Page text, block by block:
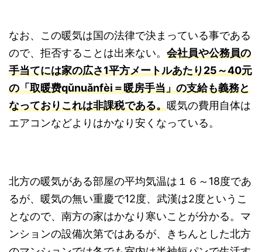
なお、この暖気は国の法律で決まっている事である
ので、拒否することは出来ない。 会社員や公務員の
手当てには家の広さ1平方メートルあたり25～40元
の「取暖费qǔnuǎnfèi＝暖房手当」の支給も義務と
なっておりこれは非課税である。暖気の費用自体は
エアコンなどよりはかなり安くなっている。
北方の暖気がある部屋の平均気温は１６～18度であ
るが、暖気の無い重慶で12度、武漢は2度というこ
となので、南方の家はかなり寒いことが分かる。マ
ンションの設備次第ではあるが、きちんとした北方